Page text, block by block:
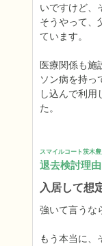
いですけど、
そうやって、
ています。
医療関係も施
ソン病を持っ
し込んで利用
た。
スマイルコート茨木
退去検討理
入居して想
強いて言うな
もう本当に、